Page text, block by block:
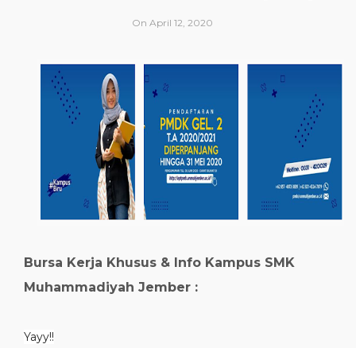
On April 12, 2020
Bursa Kerja Khusus & Info Kampus SMK
Muhammadiyah Jember :
Yayy!!